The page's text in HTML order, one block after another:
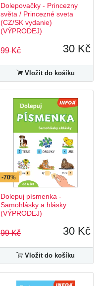
Dolepovačky - Princezny
světa / Princezné sveta
(CZ/SK vydanie)
(VÝPRODEJ)
99 Kč 30 Kč
Vložit do košíku
-70%
Dolepuj písmenka -
Samohlásky a hlásky
(VÝPRODEJ)
99 Kč 30 Kč
Vložit do košíku